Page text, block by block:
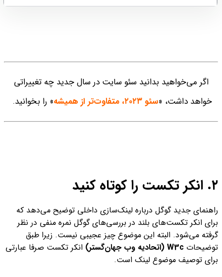
اگر می‌خواهید بدانید سئو سایت در سال جدید چه تغییراتی
خواهد داشت، «سئو ۲۰۲۳، متفاوت‌تر از همیشه » را بخوانید.
۲. انکر تکست را کوتاه کنید
راهنمای جدید گوگل درباره لینک‌سازی داخلی توضیح می‌دهد که
برای انکر تکست‌های بلند در بررسی‌های گوگل نمره منفی در نظر
گرفته می‌شود. البته این موضوع چیز عجیبی نیست. زیرا طبق
توضیحات W3c (اتحادیه وب جهان‌گستر)
انکر تکست صرفا عبارتی
برای توصیف موضوع لینک است.